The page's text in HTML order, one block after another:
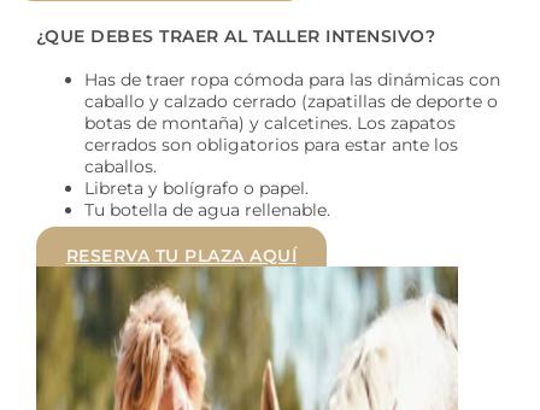
¿QUE DEBES TRAER AL TALLER INTENSIVO?
Has de traer ropa cómoda para las dinámicas con
caballo y calzado cerrado (zapatillas de deporte o
botas de montaña) y calcetines. Los zapatos
cerrados son obligatorios para estar ante los
caballos.
Libreta y bolígrafo o papel.
Tu botella de agua rellenable.
RESERVA TU PLAZA AQUÍ